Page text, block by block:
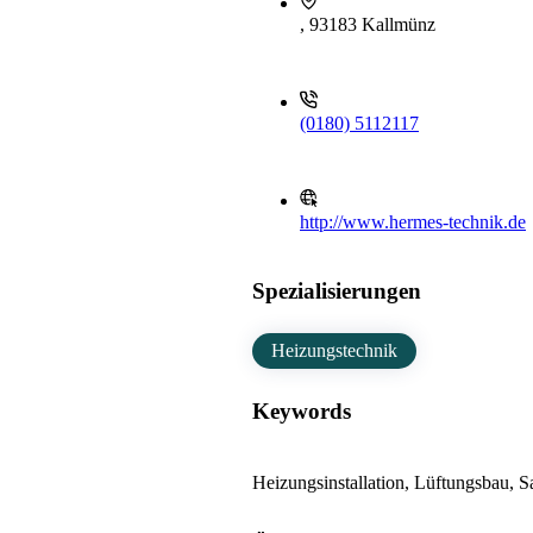
, 93183 Kallmünz
(0180) 5112117
http://www.hermes-technik.de
Spezialisierungen
Heizungstechnik
Keywords
Heizungsinstallation, Lüftungsbau,